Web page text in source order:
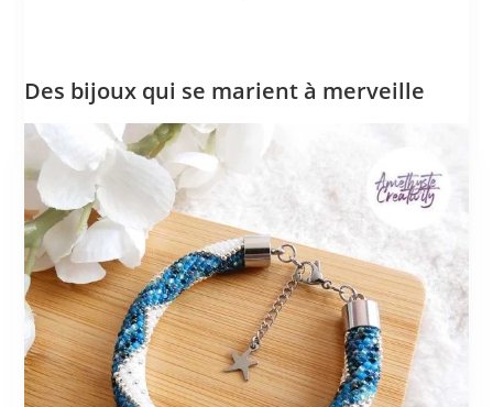
Des bijoux qui se marient à merveille